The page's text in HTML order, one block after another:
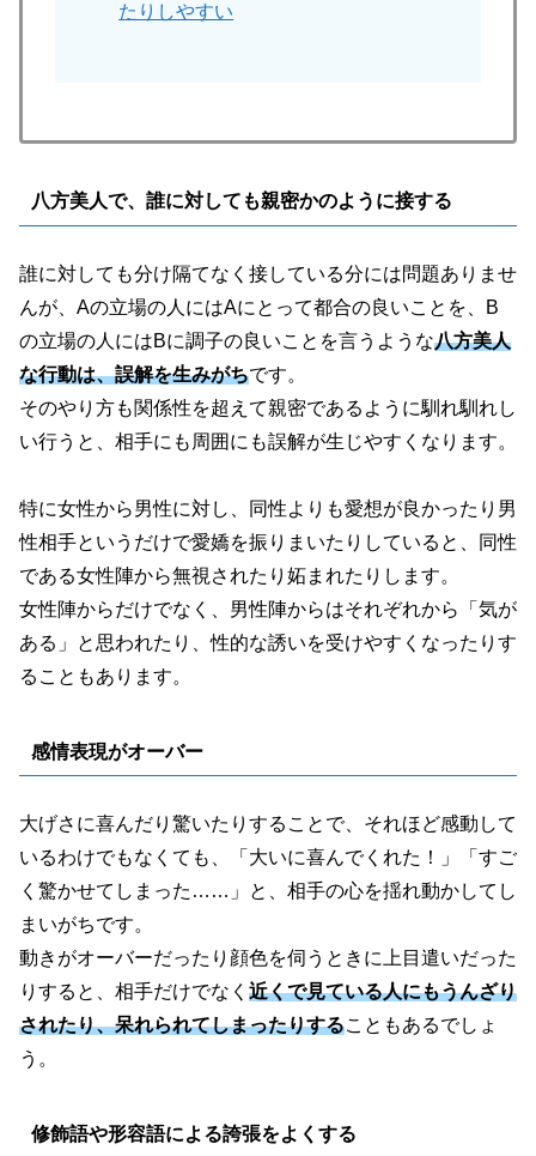
たりしやすい
八方美人で、誰に対しても親密かのように接する
誰に対しても分け隔てなく接している分には問題ありませ
んが、Aの立場の人にはAにとって都合の良いことを、B
の立場の人にはBに調子の良いことを言うような八方美人
な行動は、誤解を生みがちです。
そのやり方も関係性を超えて親密であるように馴れ馴れし
い行うと、相手にも周囲にも誤解が生じやすくなります。
特に女性から男性に対し、同性よりも愛想が良かったり男
性相手というだけで愛嬌を振りまいたりしていると、同性
である女性陣から無視されたり妬まれたりします。
女性陣からだけでなく、男性陣からはそれぞれから「気が
ある」と思われたり、性的な誘いを受けやすくなったりす
ることもあります。
感情表現がオーバー
大げさに喜んだり驚いたりすることで、それほど感動して
いるわけでもなくても、「大いに喜んでくれた！」「すご
く驚かせてしまった……」と、相手の心を揺れ動かしてし
まいがちです。
動きがオーバーだったり顔色を伺うときに上目遣いだった
りすると、相手だけでなく 近くで見ている人にもうんざり
されたり、呆れられてしまったりすることもあるでしょ
う。
修飾語や形容語による誇張をよくする